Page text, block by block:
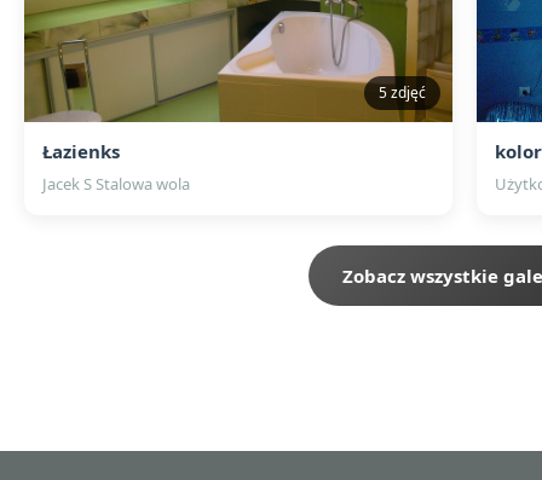
5 zdjęć
Łazienks
Jacek S Stalowa wola
Zobacz wszystkie